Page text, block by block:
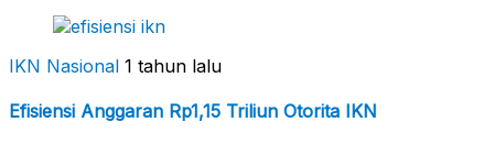
IKN Nasional 1 tahun lalu
Efisiensi Anggaran Rp1,15 Triliun Otorita IKN